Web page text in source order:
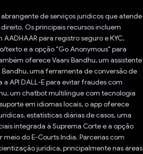
de serviços jurídicos que atende
Os principais recursos incluem
para registro seguro e KYC,
texto e a opção "Go Anonymous" para
oferece Vaani Bandhu, um assistente
uma ferramenta de conversão de
API DALL-E para evitar fraudes com
um chatbot multilíngue com tecnologia
em idiomas locais, o app oferece
estatísticas diárias de casos, uma
integrada à Suprema Corte e a opção
do E-Courts India. Parcerias com
jurídica, principalmente nas áreas